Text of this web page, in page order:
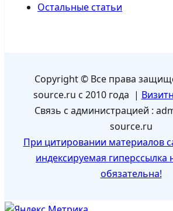
Остальные статьи
Copyright © Все права
source.ru с 2010 года |
Связь с администрацией :
source.ru
При цитировании материалов
индексируемая гиперссылка
обязательна!